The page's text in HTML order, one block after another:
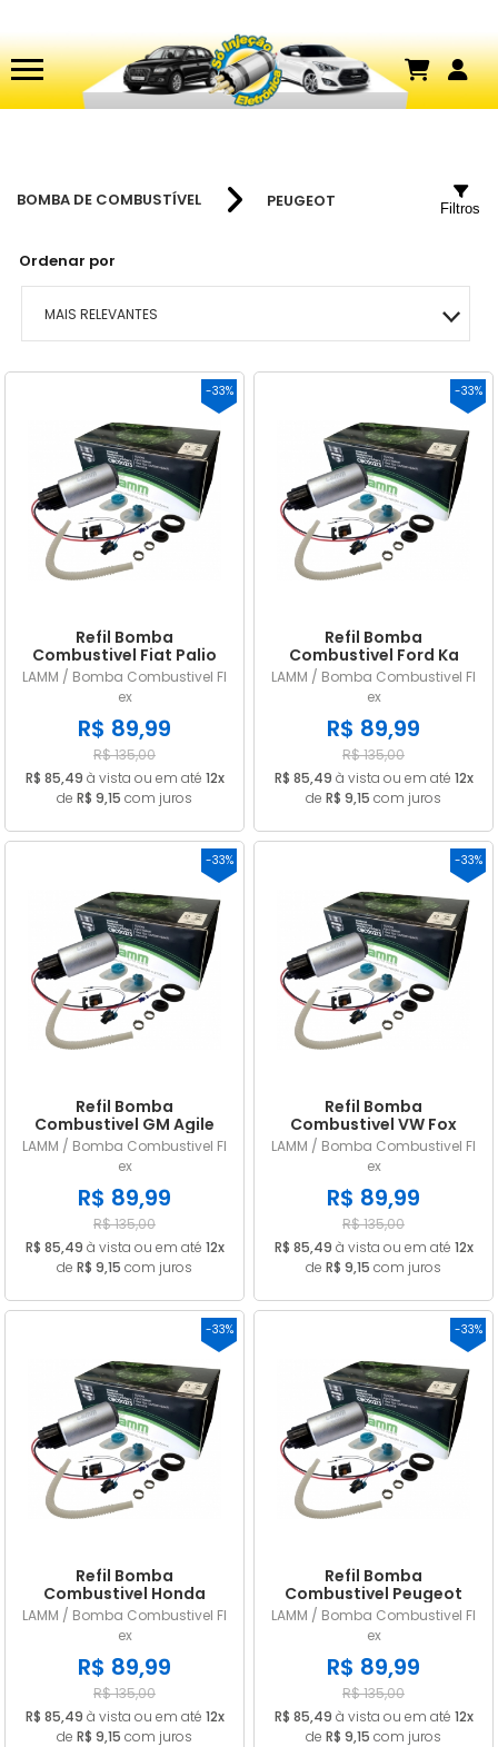
BOMBA DE COMBUSTÍVEL PEUGEOT
Ordenar por
MAIS RELEVANTES
MAIS VENDIDOS
MENOR PREÇO
MAIOR PREÇO
A - Z
Filtros
-33%
Refil Bomba
Combustivel Fiat Palio
Siena Strada Idea Doblo
Punto FLEX
LAMM / Bomba Combustivel Fl
ex
R$ 89,99
R$ 135,00
R$ 85,49 à vista ou em até 12x
de R$ 9,15 com juros
-33%
Refil Bomba
Combustivel Ford Ka
Fiesta Focus Ecosport
Courier Flex
LAMM / Bomba Combustivel Fl
ex
R$ 89,99
R$ 135,00
R$ 85,49 à vista ou em até 12x
de R$ 9,15 com juros
-33%
Refil Bomba
Combustivel GM Agile
Celta Classic Corsa
Meriva Montana Prisma
Vectra FLEX
LAMM / Bomba Combustivel Fl
ex
R$ 89,99
R$ 135,00
R$ 85,49 à vista ou em até 12x
de R$ 9,15 com juros
-33%
Refil Bomba
Combustivel VW Fox
CrossFox Gol Golf Kombi
Parati Saveiro Voyage
Flex
LAMM / Bomba Combustivel Fl
ex
R$ 89,99
R$ 135,00
R$ 85,49 à vista ou em até 12x
de R$ 9,15 com juros
-33%
Refil Bomba
Combustivel Honda
Civic 1.8 City 1.5 Fit 1.4 1.5
Flex
LAMM / Bomba Combustivel Fl
ex
R$ 89,99
R$ 135,00
R$ 85,49 à vista ou em até 12x
de R$ 9,15 com juros
-33%
Refil Bomba
Combustivel Peugeot
206 1.4 1.6 307 1.6 2.0 Flex
LAMM / Bomba Combustivel Fl
ex
R$ 89,99
R$ 135,00
R$ 85,49 à vista ou em até 12x
de R$ 9,15 com juros